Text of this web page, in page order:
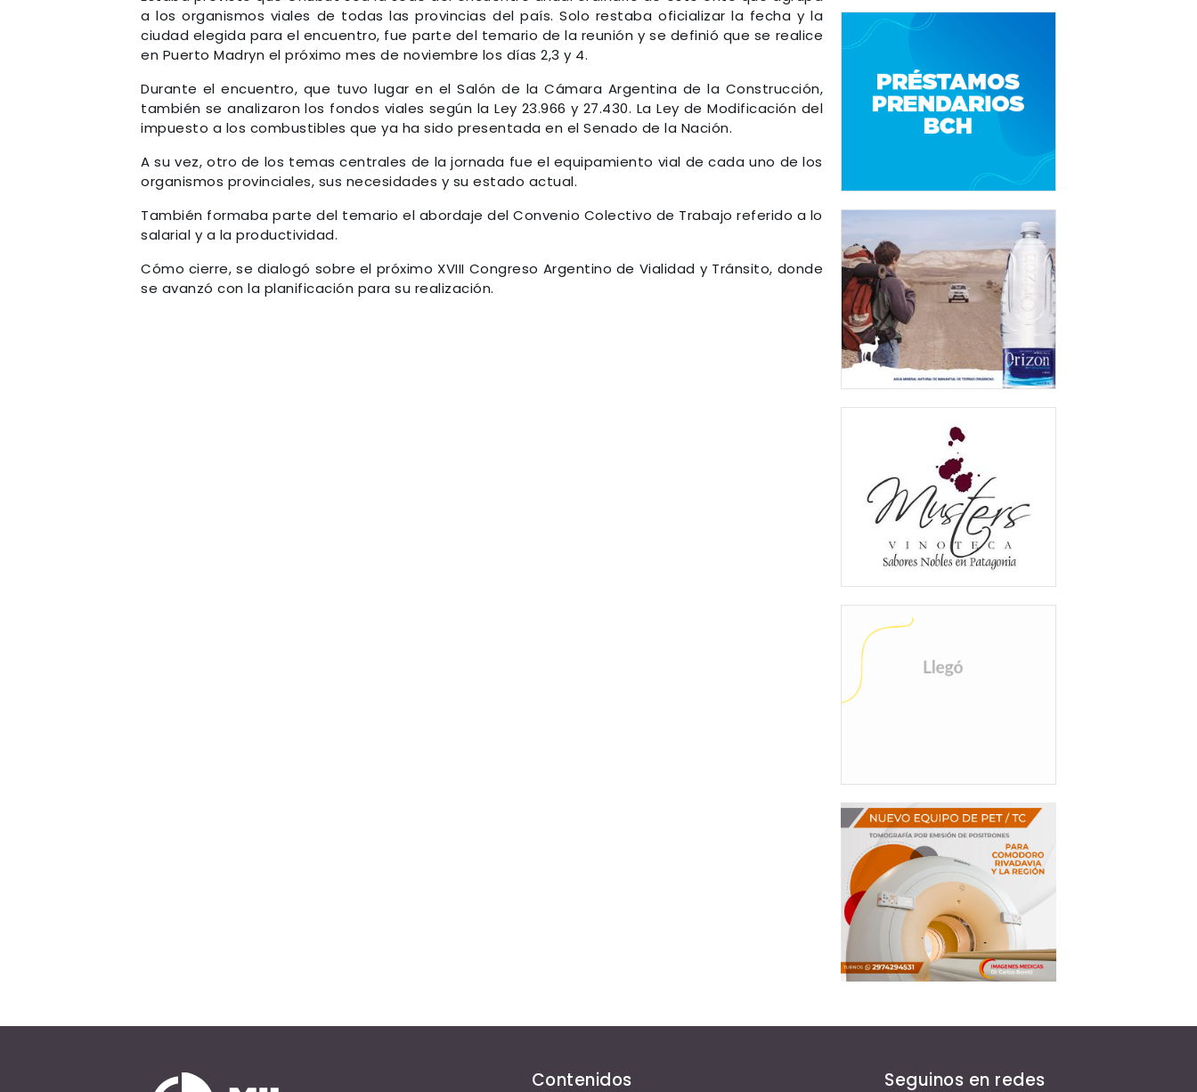
a los organismos viales de todas las provincias del país. Solo restaba oficializar la fecha y la
ciudad elegida para el encuentro, fue parte del temario de la reunión y se definió que se realice
en Puerto Madryn el próximo mes de noviembre los días 2,3 y 4.
Durante el encuentro, que tuvo lugar en el Salón de la Cámara Argentina de la Construcción,
también se analizaron los fondos viales según la Ley 23.966 y 27.430. La Ley de Modificación del
impuesto a los combustibles que ya ha sido presentada en el Senado de la Nación.
A su vez, otro de los temas centrales de la jornada fue el equipamiento vial de cada uno de los
organismos provinciales, sus necesidades y su estado actual.
También formaba parte del temario el abordaje del Convenio Colectivo de Trabajo referido a lo
salarial y a la productividad.
Cómo cierre, se dialogó sobre el próximo XVIII Congreso Argentino de Vialidad y Tránsito, donde
se avanzó con la planificación para su realización.
Contenidos Seguinos en redes